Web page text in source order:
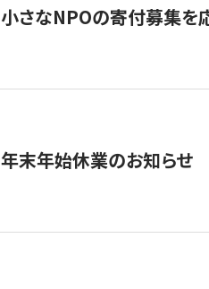
小さなNPOの寄付募集を
年末年始休業のお知らせ